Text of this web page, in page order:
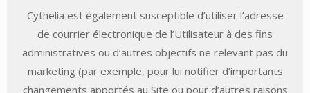
Cythelia est également susceptible d’utiliser l’adresse
de courrier électronique de l’Utilisateur à des fins
administratives ou d’autres objectifs ne relevant pas du
marketing (par exemple, pour lui notifier d’importants
changements apportés au Site ou pour d’autres raisons